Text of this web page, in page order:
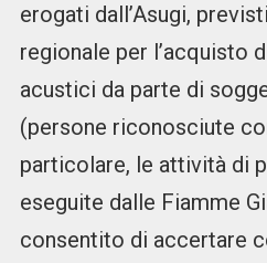
erogati dall’Asugi,
regionale per l’acquisto
acustici da parte di
(persone riconosciute
particolare, le attività di
eseguite dalle Fiamme
consentito di accertare